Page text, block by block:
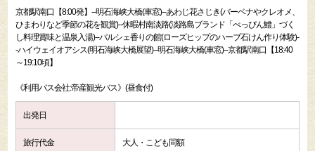
京都駅南口【8:00発】--明石海峡大橋(車窓)--あわじ花さじき(バーベナやクレオメ、
ひまわりなど季節の花を観賞)--休暇村南淡路(淡路島ブランド「べっぴん鱧」づく
し料理賞味と温泉入湯)--パルシェ香りの館(ローズヒップのハーブ石けん作り体験)-
-ハイウェイオアシス(明石海峡大橋展望)--明石海峡大橋(車窓)--京都駅南口【18:40
～19:10頃】
《利用バス会社:帝産観光バス》(昼食付)
出発日
旅行代金
大人・こども同額